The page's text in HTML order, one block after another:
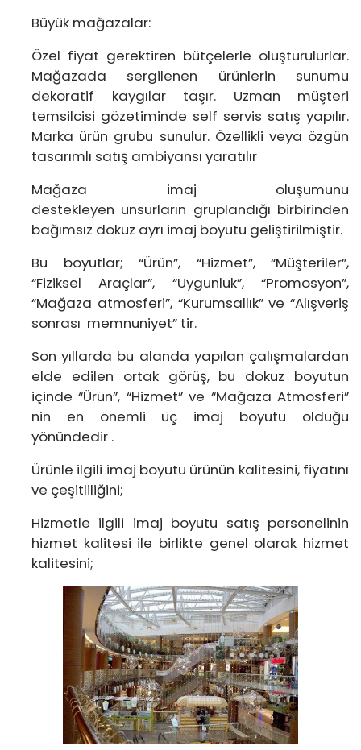
Büyük mağazalar:
Özel fiyat gerektiren bütçelerle oluşturulurlar.
Mağazada sergilenen ürünlerin sunumu
dekoratif kaygılar taşır. Uzman müşteri
temsilcisi gözetiminde self servis satış yapılır.
Marka ürün grubu sunulur. Özellikli veya özgün
tasarımlı satış ambiyansı yaratılır
Mağaza imaj oluşumunu
destekleyen unsurların gruplandığı birbirinden
bağımsız dokuz ayrı imaj boyutu geliştirilmiştir.
Bu boyutlar; “Ürün”, “Hizmet”, “Müşteriler”,
“Fiziksel Araçlar”, “Uygunluk”, “Promosyon”,
“Mağaza atmosferi”, “Kurumsallık” ve “Alışveriş
sonrası memnuniyet” tir.
Son yıllarda bu alanda yapılan çalışmalardan
elde edilen ortak görüş, bu dokuz boyutun
içinde “Ürün”, “Hizmet” ve “Mağaza Atmosferi”
nin en önemli üç imaj boyutu olduğu
yönündedir .
Ürünle ilgili imaj boyutu ürünün kalitesini, fiyatını
ve çeşitliliğini;
Hizmetle ilgili imaj boyutu satış personelinin
hizmet kalitesi ile birlikte genel olarak hizmet
kalitesini;